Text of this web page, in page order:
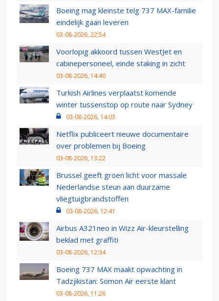
Boeing mag kleinste telg 737 MAX-familie
eindelijk gaan leveren
03-08-2026, 22:54
Voorlopig akkoord tussen WestJet en
cabinepersoneel, einde staking in zicht
03-08-2026, 14:40
Turkish Airlines verplaatst komende
winter tussenstop op route naar Sydney
03-08-2026, 14:03
Netflix publiceert nieuwe documentaire
over problemen bij Boeing
03-08-2026, 13:22
Brussel geeft groen licht voor massale
Nederlandse steun aan duurzame
vliegtuigbrandstoffen
03-08-2026, 12:41
Airbus A321neo in Wizz Air-kleurstelling
beklad met graffiti
03-08-2026, 12:34
Boeing 737 MAX maakt opwachting in
Tadzjikistan: Somon Air eerste klant
03-08-2026, 11:26